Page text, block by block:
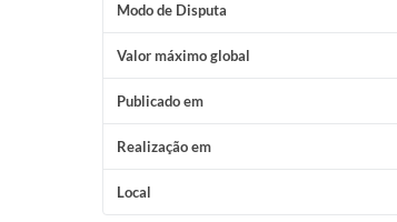
Modo de Disputa
Valor máximo global
Publicado em
Realização em
Local